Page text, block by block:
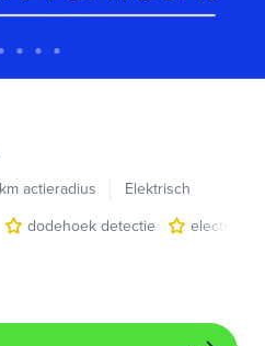
actieradius
Elektrisch
dodehoek detectie
electronic